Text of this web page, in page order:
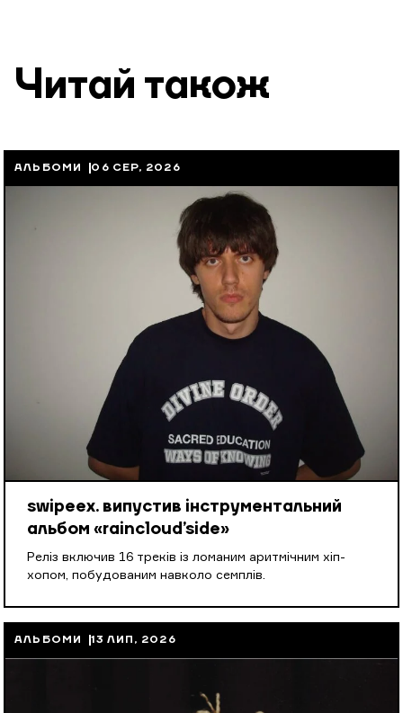
Читай також
АЛЬБОМИ 06 СЕР, 2026
swipeex. випустив інструментальний
альбом «raincloud’side»
Реліз включив 16 треків із ломаним аритмічним хіп-
хопом, побудованим навколо семплів.
АЛЬБОМИ 13 ЛИП, 2026